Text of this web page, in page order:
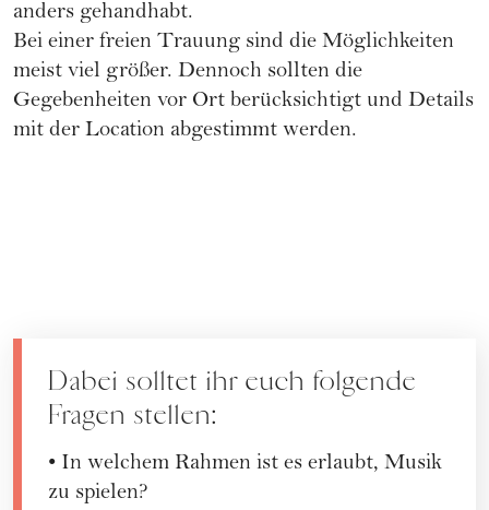
anders gehandhabt.
Bei einer freien Trauung sind die Möglichkeiten
meist viel größer. Dennoch sollten die
Gegebenheiten vor Ort berücksichtigt und Details
mit der Location abgestimmt werden.
Dabei solltet ihr euch folgende
Fragen stellen:
• In welchem Rahmen ist es erlaubt, Musik
zu spielen?